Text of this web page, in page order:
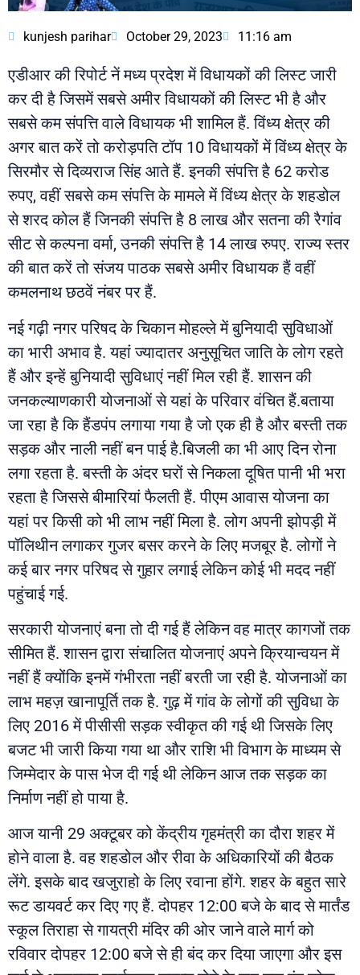
kunjesh parihar October 29, 2023 11:16 am
एडीआर की रिपोर्ट नें मध्य प्रदेश में विधायकों की लिस्ट जारी
कर दी है जिसमें सबसे अमीर विधायकों की लिस्ट भी है और
सबसे कम संपत्ति वाले विधायक भी शामिल हैं. विंध्य क्षेत्र की
अगर बात करें तो करोड़पति टॉप 10 विधायकों में विंध्य क्षेत्र के
सिरमौर से दिव्यराज सिंह आते हैं. इनकी संपत्ति है 62 करोड
रुपए, वहीं सबसे कम संपत्ति के मामले में विंध्य क्षेत्र के शहडोल
से शरद कोल हैं जिनकी संपत्ति है 8 लाख और सतना की रैगांव
सीट से कल्पना वर्मा, उनकी संपत्ति है 14 लाख रुपए. राज्य स्तर
की बात करें तो संजय पाठक सबसे अमीर विधायक हैं वहीं
कमलनाथ छठवें नंबर पर हैं.
नई गढ़ी नगर परिषद के चिकान मोहल्ले में बुनियादी सुविधाओं
का भारी अभाव है. यहां ज्यादातर अनुसूचित जाति के लोग रहते
हैं और इन्हें बुनियादी सुविधाएं नहीं मिल रही हैं. शासन की
जनकल्याणकारी योजनाओं से यहां के परिवार वंचित हैं.बताया
जा रहा है कि हैंडपंप लगाया गया है जो एक ही है और बस्ती तक
सड़क और नाली नहीं बन पाई है.बिजली का भी आए दिन रोना
लगा रहता है. बस्ती के अंदर घरों से निकला दूषित पानी भी भरा
रहता है जिससे बीमारियां फैलती हैं. पीएम आवास योजना का
यहां पर किसी को भी लाभ नहीं मिला है. लोग अपनी झोपड़ी में
पॉलिथीन लगाकर गुजर बसर करने के लिए मजबूर है. लोगों ने
कई बार नगर परिषद से गुहार लगाई लेकिन कोई भी मदद नहीं
पहुंचाई गई.
सरकारी योजनाएं बना तो दी गई हैं लेकिन वह मात्र कागजों तक
सीमित हैं. शासन द्वारा संचालित योजनाएं अपने क्रियान्वयन में
नहीं हैं क्योंकि इनमें गंभीरता नहीं बरती जा रही है. योजनाओं का
लाभ महज़ खानापूर्ति तक है. गुढ़ में गांव के लोगों की सुविधा के
लिए 2016 में पीसीसी सड़क स्वीकृत की गई थी जिसके लिए
बजट भी जारी किया गया था और राशि भी विभाग के माध्यम से
जिम्मेदार के पास भेज दी गई थी लेकिन आज तक सड़क का
निर्माण नहीं हो पाया है.
आज यानी 29 अक्टूबर को केंद्रीय गृहमंत्री का दौरा शहर में
होने वाला है. वह शहडोल और रीवा के अधिकारियों की बैठक
लेंगे. इसके बाद खजुराहो के लिए रवाना होंगे. शहर के बहुत सारे
रूट डायवर्ट कर दिए गए हैं. दोपहर 12:00 बजे के बाद से मार्तंड
स्कूल तिराहा से गायत्री मंदिर की ओर जाने वाले मार्ग को
रविवार दोपहर 12:00 बजे से ही बंद कर दिया जाएगा और इस